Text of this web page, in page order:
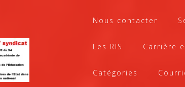
Nous contacter
Les RIS Carrière
Catégories